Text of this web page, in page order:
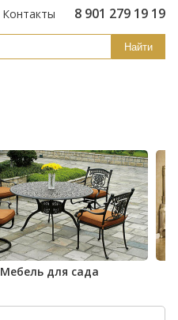
Контакты 8 901 279 19 19
Найти
Мебель для сада